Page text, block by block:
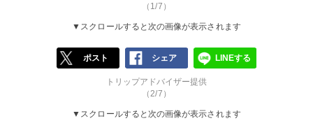
（1/7）
▼スクロールすると次の画像が表示されます
ポスト シェア LINEする
トリップアドバイザー提供
（2/7）
▼スクロールすると次の画像が表示されます